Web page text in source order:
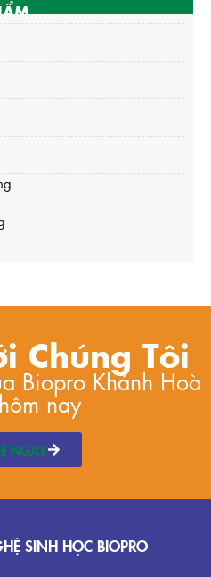
Chúng Tôi
Biopro Khánh Hoà
nay
NGAY
SINH HỌC BIOPRO